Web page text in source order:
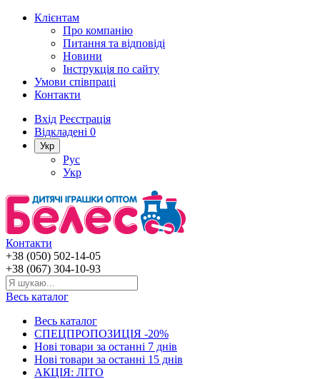
Клієнтам
Про компанію
Питання та відповіді
Новини
Інструкція по сайту
Умови співпраці
Контакти
Вхід Реєстрація
Відкладені 0
Укр
Рус
Укр
Контакти
+38 (050) 502-14-05
+38 (067) 304-10-93
Весь каталог
Весь каталог
СПЕЦПРОПОЗИЦІЯ -20%
Нові товари за останнi 7 днiв
Нові товари за останнi 15 днiв
АКЦІЯ: ЛІТО